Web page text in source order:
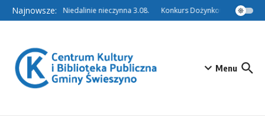
Przejdź do treści
Najnowsze:Filia w Niedalinie nieczynna 3.08. Konkurs Dożynkowy –
Menu